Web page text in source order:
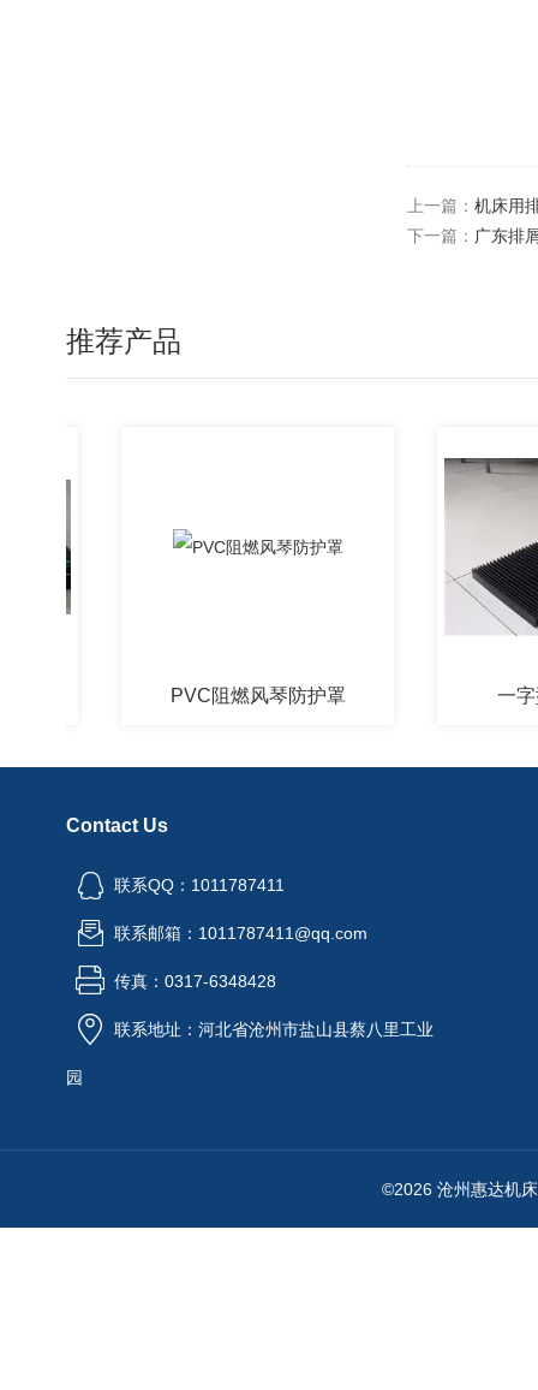
上一篇： 机床用
下一篇： 广东排
推荐产品
PVC阻燃风琴防护罩 一字型
Contact Us
联系QQ：1011787411
联系邮箱：1011787411@qq.com
传真：0317-6348428
联系地址：河北省沧州市盐山县蔡八里工业
园
©2026 沧州惠达机